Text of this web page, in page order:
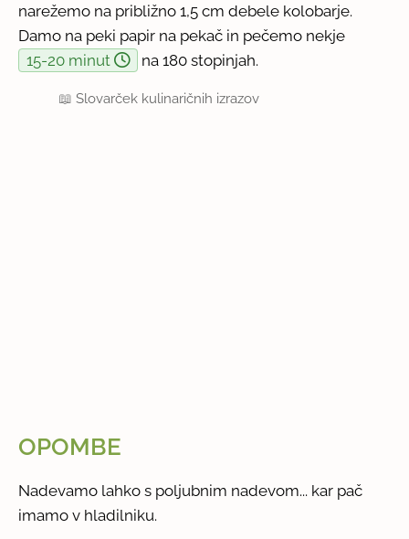
narežemo na približno 1,5 cm debele kolobarje.
Damo na peki papir na pekač in pečemo nekje
15-20 minut
na 180 stopinjah.
📖Slovarček kulinaričnih izrazov
OPOMBE
Nadevamo lahko s poljubnim nadevom... kar pač
imamo v hladilniku.